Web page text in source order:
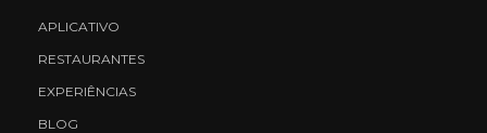
APLICATIVO
RESTAURANTES
EXPERIÊNCIAS
BLOG